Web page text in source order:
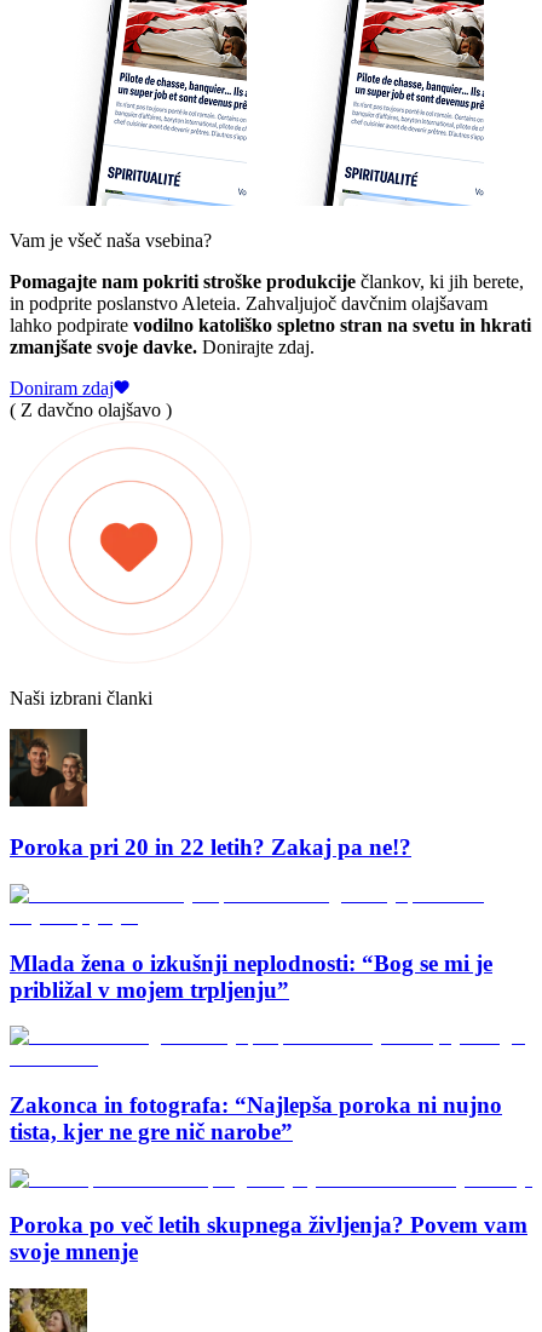
Vam je všeč naša vsebina?
Pomagajte nam pokriti stroške produkcije člankov, ki jih berete,
in podprite poslanstvo Aleteia. Zahvaljujoč davčnim olajšavam
lahko podpirate vodilno katoliško spletno stran na svetu in hkrati
zmanjšate svoje davke. Donirajte zdaj.
Doniram zdaj
( Z davčno olajšavo )
Naši izbrani članki
Poroka pri 20 in 22 letih? Zakaj pa ne!?
Mlada žena o izkušnji neplodnosti: “Bog se mi je
približal v mojem trpljenju”
Zakonca in fotografa: “Najlepša poroka ni nujno
tista, kjer ne gre nič narobe”
Poroka po več letih skupnega življenja? Povem vam
svoje mnenje